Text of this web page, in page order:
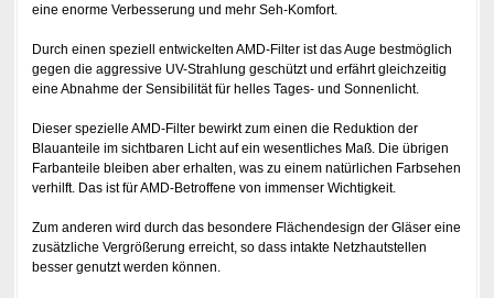
eine enorme Verbesserung und mehr Seh-Komfort.
Durch einen speziell entwickelten AMD-Filter ist das Auge bestmöglich
gegen die aggressive UV-Strahlung geschützt und erfährt gleichzeitig
eine Abnahme der Sensibilität für helles Tages- und Sonnenlicht.
Dieser spezielle AMD-Filter bewirkt zum einen die Reduktion der
Blauanteile im sichtbaren Licht auf ein wesentliches Maß. Die übrigen
Farbanteile bleiben aber erhalten, was zu einem natürlichen Farbsehen
verhilft. Das ist für AMD-Betroffene von immenser Wichtigkeit.
Zum anderen wird durch das besondere Flächendesign der Gläser eine
zusätzliche Vergrößerung erreicht, so dass intakte Netzhautstellen
besser genutzt werden können.